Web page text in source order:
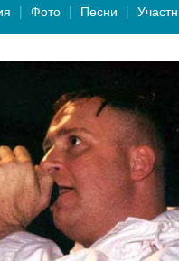
Фото Песни